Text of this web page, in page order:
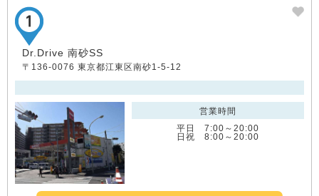
Dr.Drive 南砂SS
〒136-0076 東京都江東区南砂1-5-12
営業時間
平日 7:00～20:00
日祝 8:00～20:00